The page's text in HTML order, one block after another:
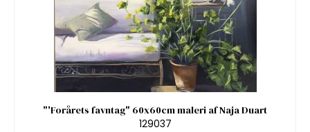
"'Forårets favntag" 60x60cm maleri af Naja Duart
129037